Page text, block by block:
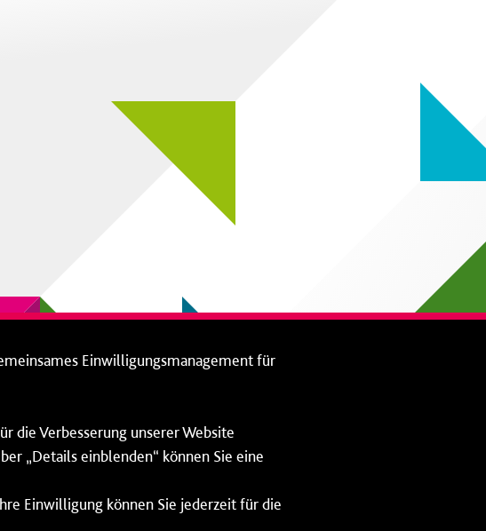
Einwilligungsmanagement für
die Verbesserung unserer Website
„Details einblenden“ können Sie eine
Einwilligung können Sie jederzeit für die